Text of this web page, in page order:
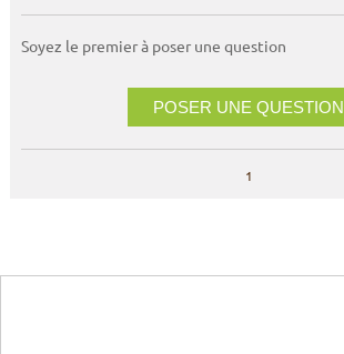
Soyez le premier à poser une question
POSER UNE QUESTION
1